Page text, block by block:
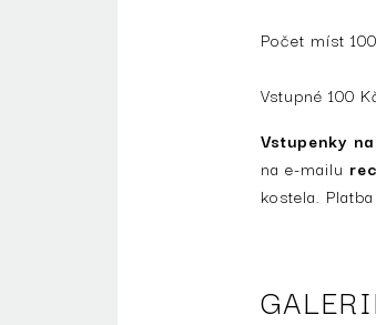
Počet míst
Vstupné 100
Vstupenky
na e-mailu
kostela.